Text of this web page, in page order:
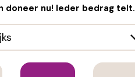
doneer nu! Ieder bedrag telt.